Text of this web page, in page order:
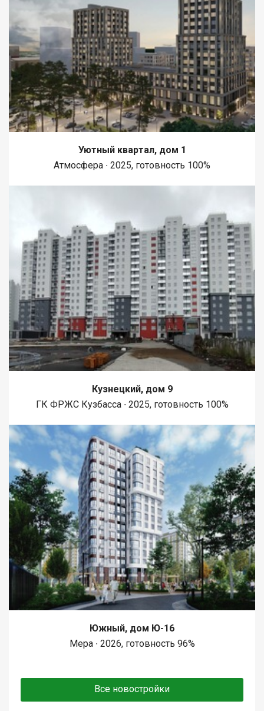
Уютный квартал, дом 1
Атмосфера ∙ 2025, готовность 100%
Кузнецкий, дом 9
ГК ФРЖС Кузбасса ∙ 2025, готовность 100%
Южный, дом Ю-16
Мера ∙ 2026, готовность 96%
Все новостройки